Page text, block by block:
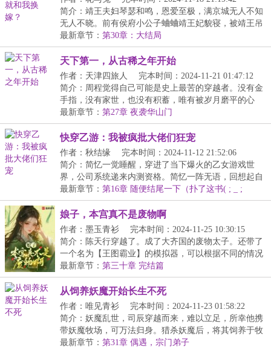
简介：靖王夫妇琴瑟和鸣，恩爱至极，满京城无人不知
无人不晓。前有侯府小公子蛐蛐靖王妃貌寝，被靖王吊
树...
最新章节： 第30章：大结局
天下第一，从古稀之年开始
作者：天津四旅人
完本时间：2024-11-21 01:47:12
简介：周程觉得自己可能是史上最苦的穿越者。没有金
手指，没有家世，也没有积蓄，唯有被岁月磨平的心
态，...
最新章节： 第27章 夜袭华山门
快穿乙游：我被疯批大佬们狂宠
作者：秋结缘
完本时间：2024-11-12 21:52:06
简介：简忆一觉睡醒，穿进了当下爆火的乙女游戏世
界，公司系统递来内测资格。简忆一阵无语，回想起自
己才...
最新章节： 第16章 随便结尾一下（扑了这书( ; _ ;
)/~~~）
娘子，本宫真不是废物啊
作者：墨玉青衫
完本时间：2024-11-25 10:30:15
简介：陈天行穿越了。成了大齐国的废物太子。还带了
一个名为【王图霸业】的模拟器，可以根据不同的情况
进...
最新章节： 第三十章 完结篇
从饲养妖魔开始长生不死
作者：唯见青衫
完本时间：2024-11-23 01:58:22
简介：妖魔乱世，司辰穿越而来，难以立足，所幸他携
带妖魔牧场，可万法归身。猎杀妖魔后，将其饲养于牧
场...
最新章节： 第31章 偶遇，宗门弟子